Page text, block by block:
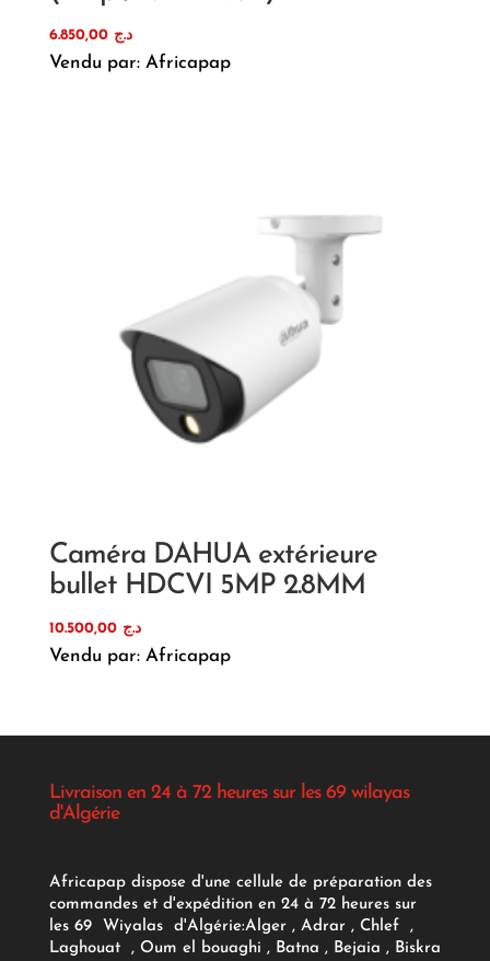
د.ج 6.850,00
Vendu par: Africapap
Caméra DAHUA extérieure
bullet HDCVI 5MP 2.8MM
د.ج 10.500,00
Vendu par: Africapap
Livraison en 24 à 72 heures sur les 69 wilayas
d'Algérie
Africapap dispose d'une cellule de préparation des
commandes et d'expédition en 24 à 72 heures sur
les 69 Wiyalas d'Algérie:Alger , Adrar, Chlef ,
Laghouat , Oum el bouaghi , Batna , Bejaia , Biskra